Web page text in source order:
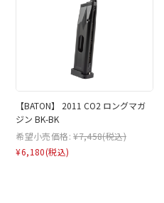
【BATON】 2011 CO2 ロングマガ
ジン BK-BK
希望小売価格: ¥7,458(税込)
¥6,180(税込)